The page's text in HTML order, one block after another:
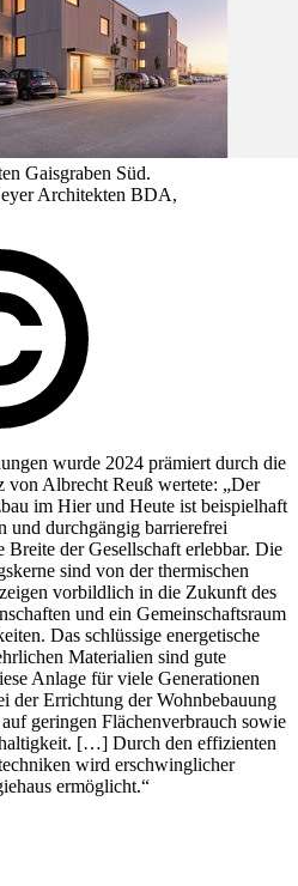
Gaisgraben Süd.
Architekten BDA,
wurde 2024 prämiert durch die
Albrecht Reuß wertete: „Der
im Hier und Heute ist beispielhaft
und durchgängig barrierefrei
Breite der Gesellschaft erlebbar. Die
sind von der thermischen
vorbildlich in die Zukunft des
und ein Gemeinschaftsraum
Das schlüssige energetische
Materialien sind gute
Anlage für viele Generationen
der Errichtung der Wohnbebauung
geringen Flächenverbrauch sowie
[…] Durch den effizienten
wird erschwinglicher
ermöglicht.“